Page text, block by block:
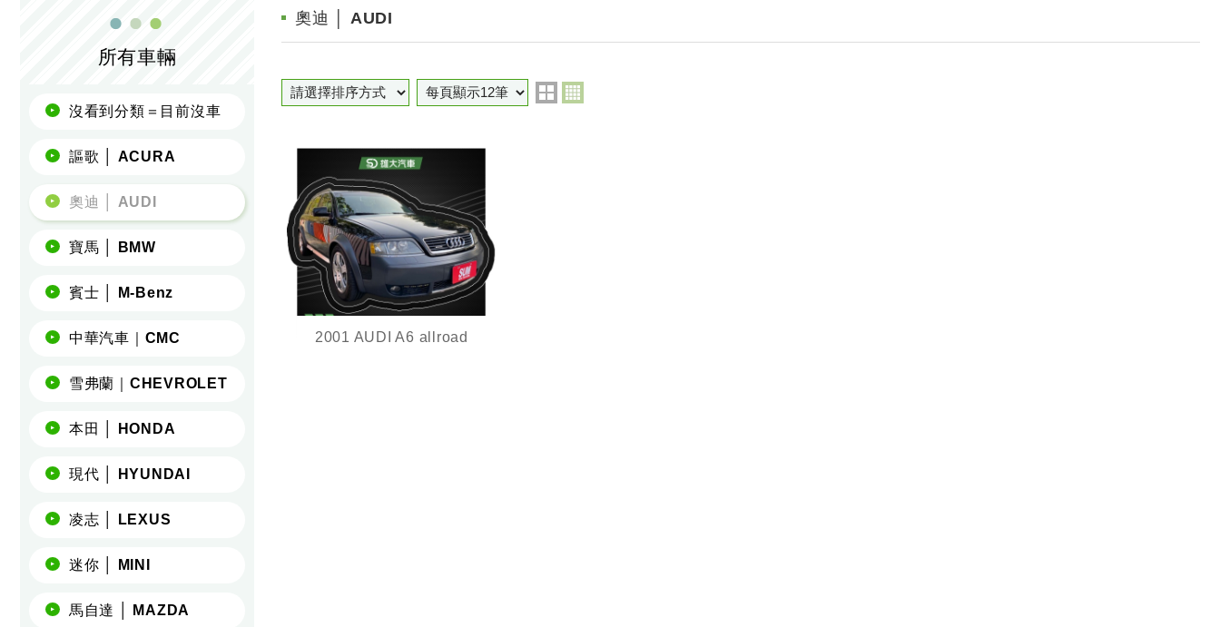
所有車輛
沒看到分類＝目前沒車
謳歌 │ ACURA
奧迪 │ AUDI
寶馬 │ BMW
賓士 │ M-Benz
中華汽車｜CMC
雪弗蘭｜CHEVROLET
本田 │ HONDA
現代 │ HYUNDAI
凌志 │ LEXUS
迷你 │ MINI
馬自達 │ MAZDA
奧迪 │ AUDI
2001 AUDI A6 allroad